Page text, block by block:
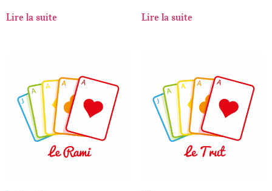
Lire la suite Lire la suite